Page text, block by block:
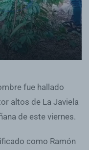
fue hallado
altos de La Javiela
de este viernes.
como Ramón